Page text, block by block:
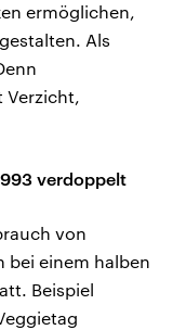
ermöglichen,
Als
Verzicht,
verdoppelt
von
bei einem halben
Beispiel